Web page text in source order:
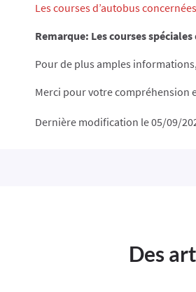
Les courses d’autobus
Remarque: Les courses
Pour de plus amples
Merci pour votre compréhension
Dernière modification le 05/09/
Des